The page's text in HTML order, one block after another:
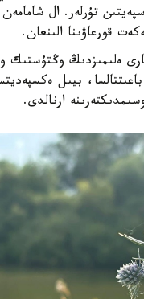
قورعاۋىنا الىنعان.
ەلىمىزدىڭ وڭتۇستىك
باعىتتالسا، بيىل
ارنالدى.